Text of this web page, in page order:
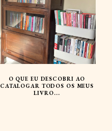
O QUE EU DESCOBRI AO
CATALOGAR TODOS OS MEUS
LIVRO...